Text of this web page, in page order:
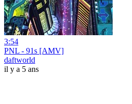
3:54
PNL - 91s [AMV]
daftworld
il y a 5 ans